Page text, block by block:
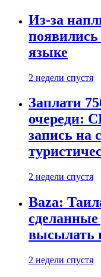
Из-за
языке
2 недели спустя
Заплати
очереди:
запись на
2 недели спустя
Baza:
высылать
2 недели спустя